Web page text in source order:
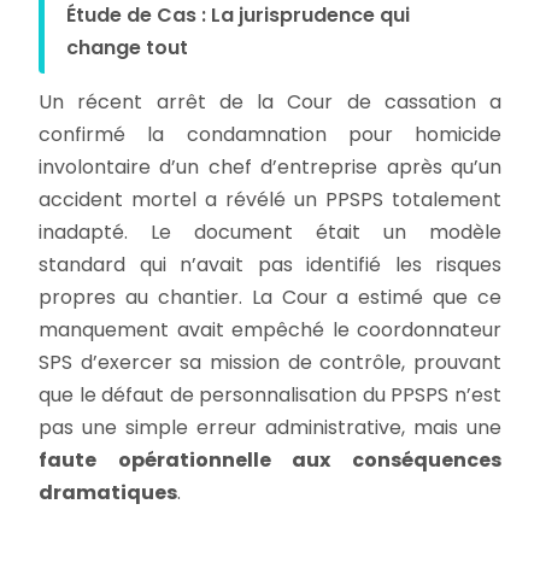
Étude de Cas : La jurisprudence qui
change tout
Un récent arrêt de la Cour de cassation a
confirmé la condamnation pour homicide
involontaire d’un chef d’entreprise après qu’un
accident mortel a révélé un PPSPS totalement
inadapté. Le document était un modèle
standard qui n’avait pas identifié les risques
propres au chantier. La Cour a estimé que ce
manquement avait empêché le coordonnateur
SPS d’exercer sa mission de contrôle, prouvant
que le défaut de personnalisation du PPSPS n’est
pas une simple erreur administrative, mais une
faute opérationnelle aux conséquences
dramatiques.